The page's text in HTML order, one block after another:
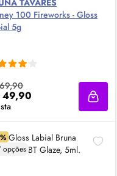
sacola
TAVARES
100 Fireworks -Gloss
5g
49,90
opções